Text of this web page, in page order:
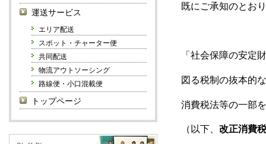
運送サービス
エリア配送
スポット・チャーター便
共同配送
物流アウトソーシング
路線便・小口混載便
トップページ
既にご承知のとお
「社会保障の安定
図る税制の抜本的
消費税法等の一部
（以下、 改正消費